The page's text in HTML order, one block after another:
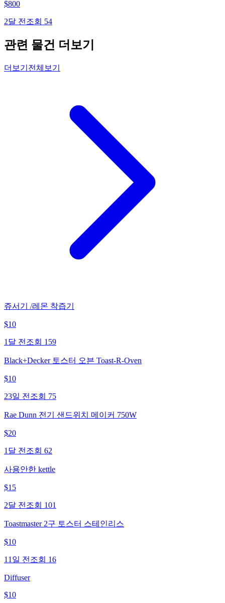
$800
2달 전 조회 54
관련 물건 더보기
더보기 전체보기
쥬서기 /레몬 착즙기
$10
1달 전 조회 159
Black+Decker 토스터 오븐 Toast-R-Oven
$10
23일 전 조회 75
Rae Dunn 전기 샌드위치 메이커 750W
$20
1달 전 조회 62
사용안한 kettle
$15
2달 전 조회 101
Toastmaster 2구 토스터 스테인리스
$10
11일 전 조회 16
Diffuser
$10